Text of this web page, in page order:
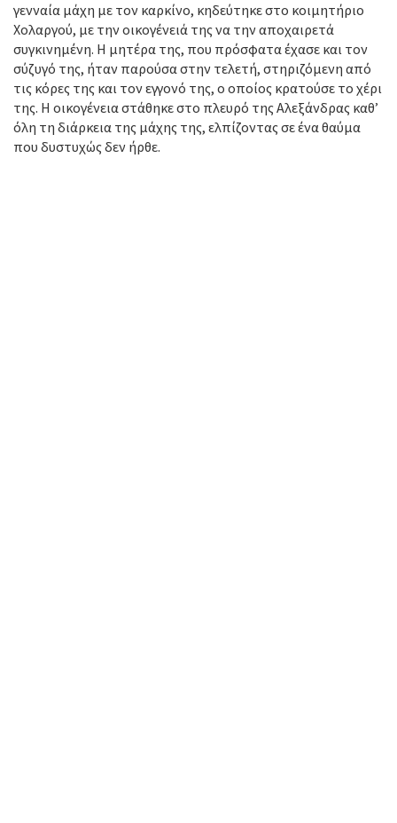
γενναία μάχη με τον καρκίνο, κηδεύτηκε στο κοιμητήριο
Χολαργού, με την οικογένειά της να την αποχαιρετά
συγκινημένη. Η μητέρα της, που πρόσφατα έχασε και τον
σύζυγό της, ήταν παρούσα στην τελετή, στηριζόμενη από
τις κόρες της και τον εγγονό της, ο οποίος κρατούσε το χέρι
της. Η οικογένεια στάθηκε στο πλευρό της Αλεξάνδρας καθ’
όλη τη διάρκεια της μάχης της, ελπίζοντας σε ένα θαύμα
που δυστυχώς δεν ήρθε.